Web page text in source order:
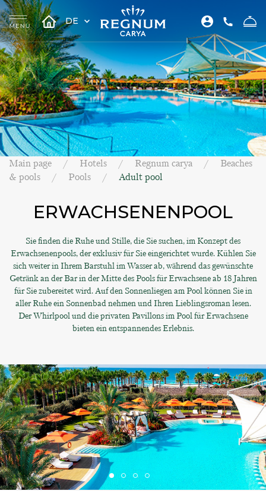
DE
Main page Hotels Regnum carya
Beaches
& pools
Pools Adult pool
ERWACHSENENPOOL
Sie finden die Ruhe und Stille, die Sie suchen, im Konzept des
Erwachsenenpools, der exklusiv für Sie eingerichtet wurde. Kühlen Sie
sich weiter in Ihrem Barstuhl im Wasser ab, während das gewünschte
Getränk an der Bar in der Mitte des Pools für Erwachsene ab 18 Jahren
für Sie zubereitet wird. Auf den Sonnenliegen am Pool können Sie in
aller Ruhe ein Sonnenbad nehmen und Ihren Lieblingsroman lesen.
Der Whirlpool und die privaten Pavillons im Pool für Erwachsene
bieten ein entspannendes Erlebnis.